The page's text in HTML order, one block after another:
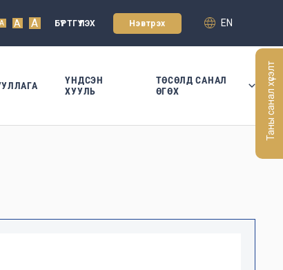
A A A БҮРТГҮҮЛЭХ Нэвтрэх EN
ҮНДСЭН
ХУУЛЬ
ТӨСӨЛД САНАЛ
ӨГӨХ
Таны санал хүсэлт